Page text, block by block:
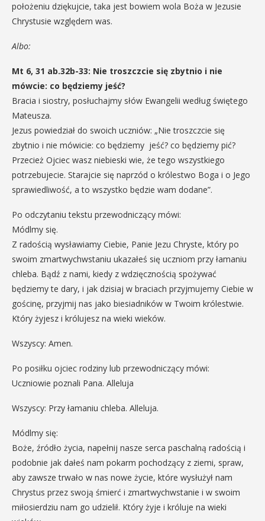
położeniu dziękujcie, taka jest bowiem wola Boża w Jezusie
Chrystusie względem was.
Albo:
Mt 6, 31 ab.32b-33: Nie troszczcie się zbytnio i nie
mówcie: co będziemy jeść?
Bracia i siostry, posłuchajmy słów Ewangelii według świętego
Mateusza.
Jezus powiedział do swoich uczniów: „Nie troszczcie się
zbytnio i nie mówicie: co będziemy jeść? co będziemy pić?
Przecież Ojciec wasz niebieski wie, że tego wszystkiego
potrzebujecie. Starajcie się naprzód o królestwo Boga i o Jego
sprawiedliwość, a to wszystko będzie wam dodane”.
Po odczytaniu tekstu przewodniczący mówi:
Módlmy się.
Z radością wysławiamy Ciebie, Panie Jezu Chryste, który po
swoim zmartwychwstaniu ukazałeś się uczniom przy łamaniu
chleba. Bądź z nami, kiedy z wdzięcznością spożywać
będziemy te dary, i jak dzisiaj w braciach przyjmujemy Ciebie w
gościnę, przyjmij nas jako biesiadników w Twoim królestwie.
Który żyjesz i królujesz na wieki wieków.
Wszyscy: Amen.
Po posiłku ojciec rodziny lub przewodniczący mówi:
Uczniowie poznali Pana. Alleluja
Wszyscy: Przy łamaniu chleba. Alleluja.
Módlmy się:
Boże, źródło życia, napełnij nasze serca paschalną radością i
podobnie jak dałeś nam pokarm pochodzący z ziemi, spraw,
aby zawsze trwało w nas nowe życie, które wysłużył nam
Chrystus przez swoją śmierć i zmartwychwstanie i w swoim
miłosierdziu nam go udzielił. Który żyje i króluje na wieki